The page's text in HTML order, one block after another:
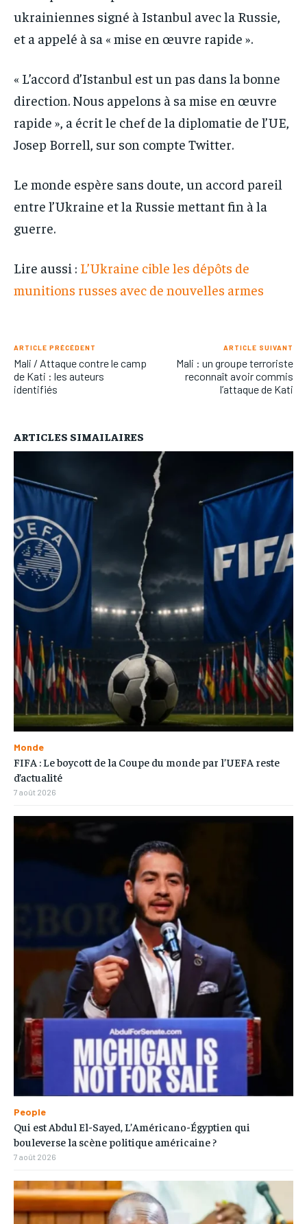
ukrainiennes signé à Istanbul avec la Russie,
et a appelé à sa « mise en œuvre rapide ».
« L’accord d’Istanbul est un pas dans la bonne
direction. Nous appelons à sa mise en œuvre
rapide », a écrit le chef de la diplomatie de l’UE,
Josep Borrell, sur son compte Twitter.
Le monde espère sans doute, un accord pareil
entre l’Ukraine et la Russie mettant fin à la
guerre.
Lire aussi : L’Ukraine cible les dépôts de
munitions russes avec de nouvelles armes
ARTICLE PRÉCÉDENT
Mali / Attaque contre le camp
de Kati : les auteurs
identifiés
ARTICLE SUIVANT
Mali : un groupe terroriste
reconnaît avoir commis
l’attaque de Kati
ARTICLES SIMAILAIRES
Monde
FIFA : Le boycott de la Coupe du monde par l’UEFA reste
d’actualité
7 août 2026
People
Qui est Abdul El-Sayed, L’Américano-Égyptien qui
bouleverse la scène politique américaine ?
7 août 2026